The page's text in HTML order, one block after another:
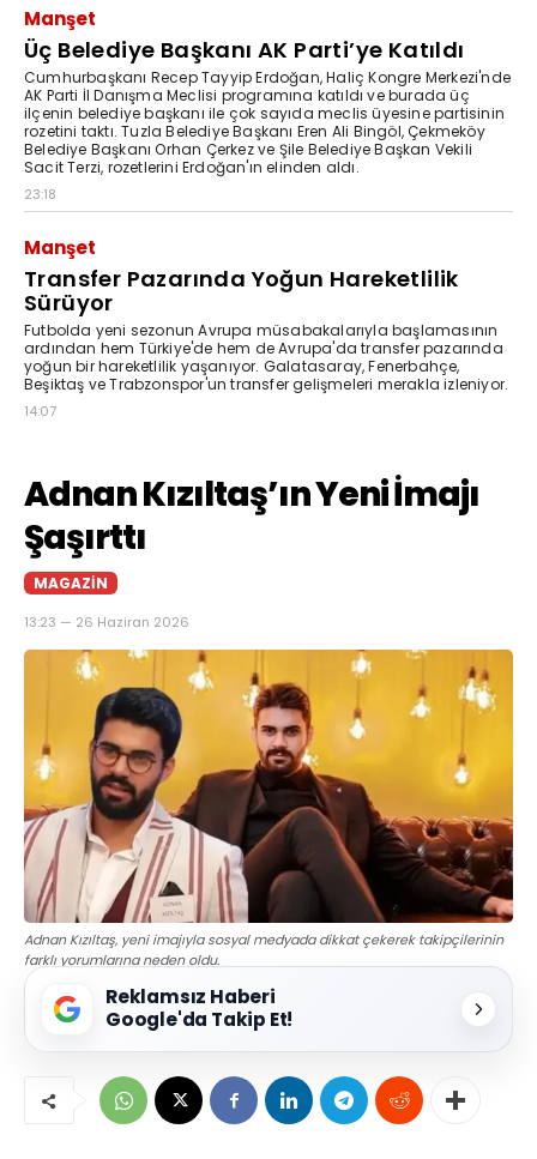
Manşet
Üç Belediye Başkanı AK Parti’ye Katıldı
Cumhurbaşkanı Recep Tayyip Erdoğan, Haliç Kongre Merkezi'nde
AK Parti İl Danışma Meclisi programına katıldı ve burada üç
ilçenin belediye başkanı ile çok sayıda meclis üyesine partisinin
rozetini taktı. Tuzla Belediye Başkanı Eren Ali Bingöl, Çekmeköy
Belediye Başkanı Orhan Çerkez ve Şile Belediye Başkan Vekili
Sacit Terzi, rozetlerini Erdoğan'ın elinden aldı.
23:18
Manşet
Transfer Pazarında Yoğun Hareketlilik
Sürüyor
Futbolda yeni sezonun Avrupa müsabakalarıyla başlamasının
ardından hem Türkiye'de hem de Avrupa'da transfer pazarında
yoğun bir hareketlilik yaşanıyor. Galatasaray, Fenerbahçe,
Beşiktaş ve Trabzonspor'un transfer gelişmeleri merakla izleniyor.
14:07